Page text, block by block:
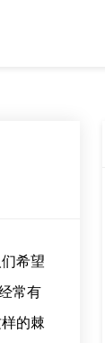
希望
常有
的棘